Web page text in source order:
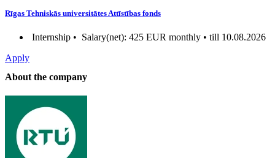
Rīgas Tehniskās universitātes Attīstības fonds
Internship • Salary(net): 425 EUR monthly • till 10.08.2026
Apply
About the company